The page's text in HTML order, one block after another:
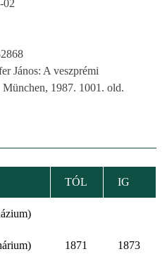
02
János: A veszprémi
München, 1987. 1001. old.
TÓL IG
1871 1873